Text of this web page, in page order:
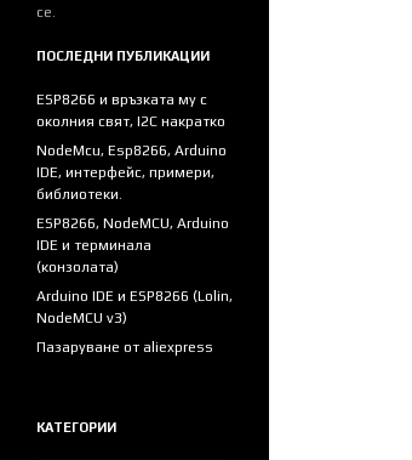
се.
ПОСЛЕДНИ ПУБЛИКАЦИИ
ESP8266 и връзката му с
околния свят, I2C накратко
NodeMcu, Esp8266, Arduino
IDE, интерфейс, примери,
библиотеки.
ESP8266, NodeMCU, Arduino
IDE и терминала
(конзолата)
Arduino IDE и ESP8266 (Lolin,
NodeMCU v3)
Пазаруване от aliexpress
КАТЕГОРИИ